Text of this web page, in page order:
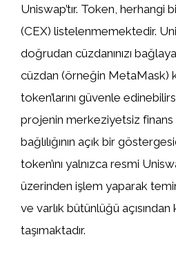
Uniswap’tır. Token, herhangi
(CEX) listelenmemektedir.
doğrudan cüzdanınızı
cüzdan (örneğin MetaMask)
token’larını güvenle
projenin merkeziyetsiz
bağlılığının açık bir
token’ını yalnızca resmi
üzerinden işlem yaparak
ve varlık bütünlüğü
taşımaktadır.